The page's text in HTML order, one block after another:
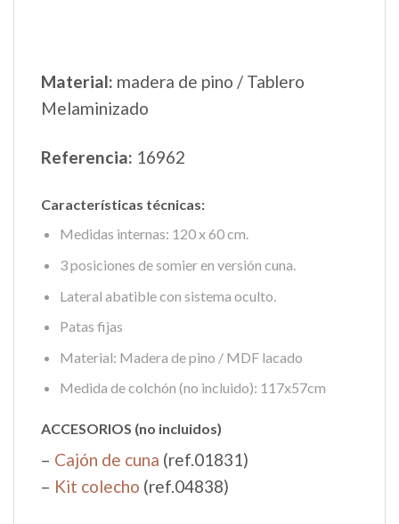
Material: madera de pino / Tablero
Melaminizado
Referencia: 16962
Características técnicas:
Medidas internas: 120 x 60 cm.
3 posiciones de somier en versión cuna.
Lateral abatible con sistema oculto.
Patas fijas
Material: Madera de pino / MDF lacado
Medida de colchón (no incluido): 117x57cm
ACCESORIOS (no incluidos)
– Cajón de cuna (ref.01831)
– Kit colecho (ref.04838)